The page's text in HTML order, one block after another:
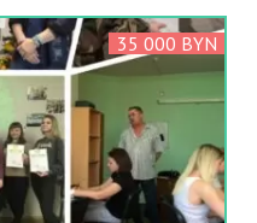
35 000 BYN